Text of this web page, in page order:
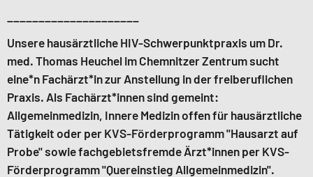
Unsere hausärztliche HIV-Schwerpunktpraxis um Dr.
med. Thomas Heuchel im Chemnitzer Zentrum sucht
eine*n Fachärzt*in zur Anstellung in der freiberuflichen
Praxis. Als Fachärzt*innen sind gemeint:
Allgemeinmedizin, Innere Medizin offen für hausärztliche
Tätigkeit oder per KVS-Förderprogramm "Hausarzt auf
Probe" sowie fachgebietsfremde Ärzt*innen per KVS-
Förderprogramm "Quereinstieg Allgemeinmedizin".